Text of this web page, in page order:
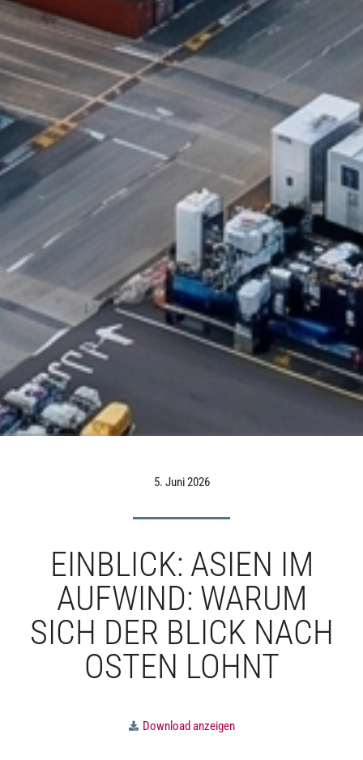
5. Juni 2026
EINBLICK: ASIEN IM
AUFWIND: WARUM
SICH DER BLICK NACH
OSTEN LOHNT
Download anzeigen